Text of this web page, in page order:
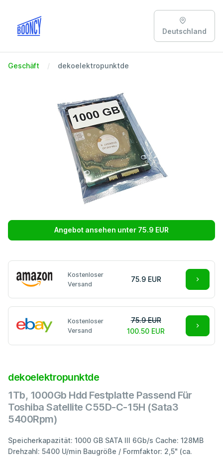
Deutschland
Geschäft dekoelektropunktde
Angebot ansehen unter 75.9 EUR
Kostenloser
Versand
75.9 EUR
Kostenloser
Versand
75.9 EUR
100.50 EUR
dekoelektropunktde
1Tb, 1000Gb Hdd Festplatte Passend Für
Toshiba Satellite C55D-C-15H (Sata3
5400Rpm)
Speicherkapazität: 1000 GB SATA III 6Gb/s Cache: 128MB
Drehzahl: 5400 U/min Baugröße / Formfaktor: 2,5" (ca.